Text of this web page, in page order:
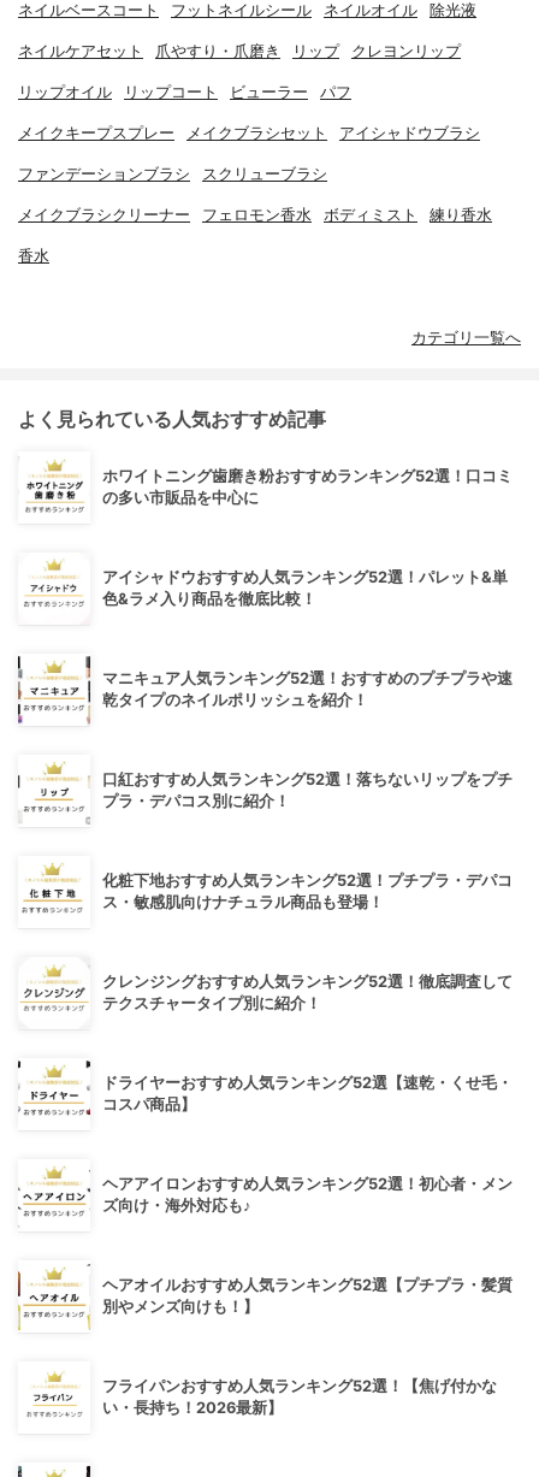
ネイルベースコート フットネイルシール ネイルオイル 除光液
ネイルケアセット 爪やすり・爪磨き リップ クレヨンリップ
リップオイル リップコート ビューラー パフ
メイクキープスプレー メイクブラシセット アイシャドウブラシ
ファンデーションブラシ スクリューブラシ
メイクブラシクリーナー フェロモン香水 ボディミスト 練り香水
香水
カテゴリ一覧へ
よく見られている人気おすすめ記事
ホワイトニング歯磨き粉おすすめランキング52選！口コミ
の多い市販品を中心に
アイシャドウおすすめ人気ランキング52選！パレット&単
色&ラメ入り商品を徹底比較！
マニキュア人気ランキング52選！おすすめのプチプラや速
乾タイプのネイルポリッシュを紹介！
口紅おすすめ人気ランキング52選！落ちないリップをプチ
プラ・デパコス別に紹介！
化粧下地おすすめ人気ランキング52選！プチプラ・デパコ
ス・敏感肌向けナチュラル商品も登場！
クレンジングおすすめ人気ランキング52選！徹底調査して
テクスチャータイプ別に紹介！
ドライヤーおすすめ人気ランキング52選【速乾・くせ毛・
コスパ商品】
ヘアアイロンおすすめ人気ランキング52選！初心者・メン
ズ向け・海外対応も♪
ヘアオイルおすすめ人気ランキング52選【プチプラ・髪質
別やメンズ向けも！】
フライパンおすすめ人気ランキング52選！【焦げ付かな
い・長持ち！2026最新】